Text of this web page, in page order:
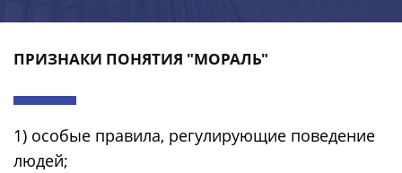
ПРИЗНАКИ ПОНЯТИЯ "МОРАЛЬ"
1) особые правила, регулирующие поведение
людей;